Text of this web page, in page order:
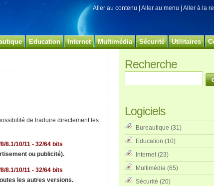
Aller au contenu Aller au menu Aller à la
Education Internet Multimédia Sécurité Utilitaires
de traduire directement les
8.1/10/11 - 32/64 bits
ou publicité).
8.1/10/11 - 32/64 bits
les autres versions.
Recherche
Logiciels
Bureautique (31)
Education (10)
Internet(23)
Multimédia (65)
Sécurité (20)